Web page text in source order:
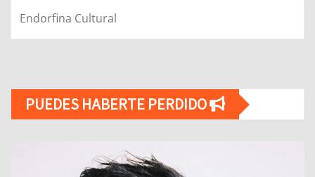
Endorfina Cultural
PUEDES HABERTE PERDIDO